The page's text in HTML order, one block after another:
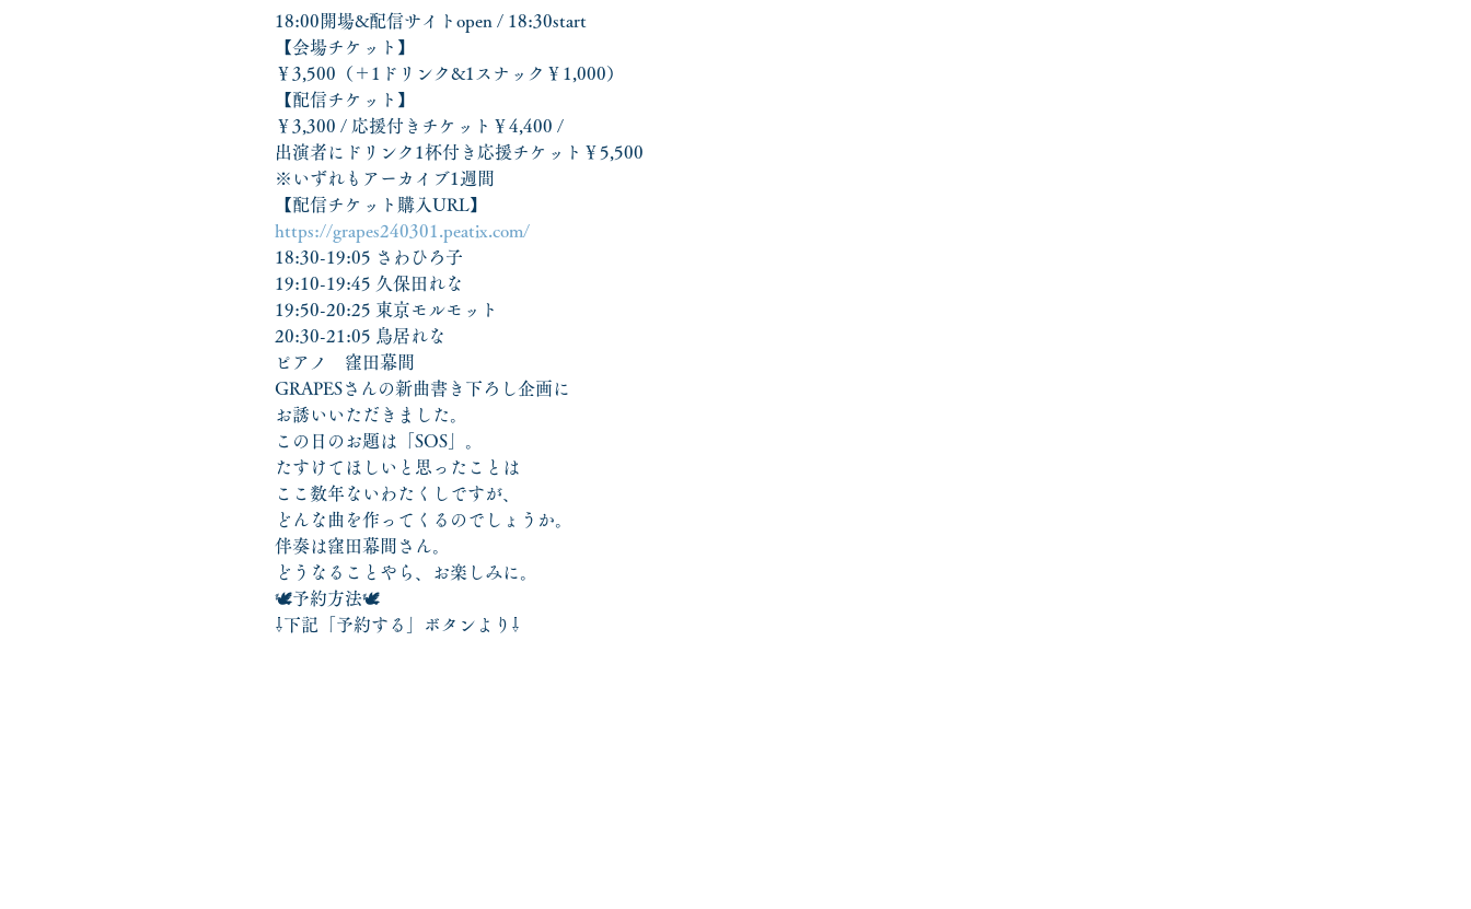
18:00開場&配信サイトopen / 18:30start
【会場チケット】
￥3,500（＋1ドリンク&1スナック￥1,000）
【配信チケット】
￥3,300 / 応援付きチケット￥4,400 /
出演者にドリンク1杯付き応援チケット￥5,500
※いずれもアーカイブ1週間
【配信チケット購入URL】
https://grapes240301.peatix.com/
18:30-19:05 さわひろ子
19:10-19:45 久保田れな
19:50-20:25 東京モルモット
20:30-21:05 鳥居れな
ピアノ　窪田幕間
GRAPESさんの新曲書き下ろし企画に
お誘いいただきました。
この日のお題は「SOS」。
たすけてほしいと思ったことは
ここ数年ないわたくしですが、
どんな曲を作ってくるのでしょうか。
伴奏は窪田幕間さん。
どうなることやら、お楽しみに。
🕊️予約方法🕊️
⇩下記「予約する」ボタンより⇩